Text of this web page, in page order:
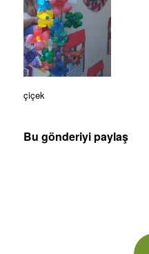
çiçek
Bu gönderiyi paylaş